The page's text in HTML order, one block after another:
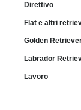
Direttivo
Flat e altri
Golden
Labrador
Lavoro